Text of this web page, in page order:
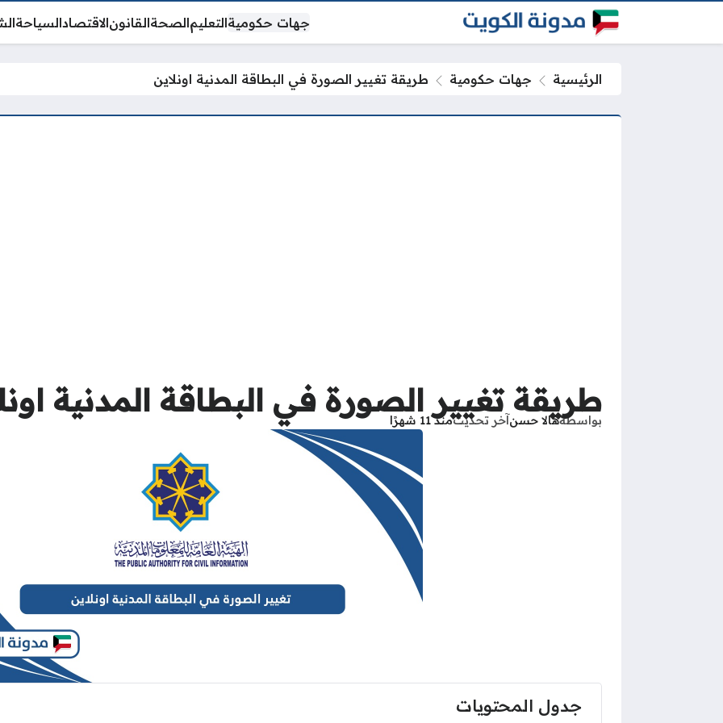
جهات حكوميةالتعليمالصحةالقانونالاقتصادالسياحة
الرئيسية جهات حكومية طريقة تغيير الصورة في البطاقة المدنية اونلاين
طريقة تغيير الصورة في البطاقة المدنية
بواسطةهالا حسنآخر تحديثمنذ 11 شهرًا
جدول المحتويات